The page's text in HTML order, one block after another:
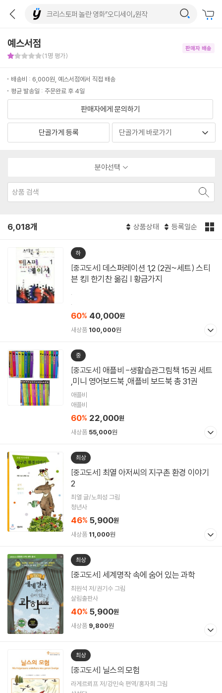
예스서점
(1명 평가)
판매자 배송
배송비 : 6,000원, 예스서점에서 직접 배송
평균 발송일 : 주문완료 후 4일
판매자에게 문의하기
단골가게 등록
분야선택
6,018개 상품상태 등록일순
하
[중고도서]
븐 킹| 한기찬 옮김 | 황금가지
60% 40,000원
새상품 100,000원
중
[중고도서]
,미니 영어보드북 ,애플비 보드북 총 31권
애플비
애플비
60% 22,000원
새상품 55,000원
최상
[중고도서]
2
최열 글/노희성 그림
청년사
46% 5,900원
새상품 11,000원
최상
[중고도서] 세계명작 속에 숨어 있는 과학
최원석 저/권기수 그림
살림출판사
40% 5,900원
새상품 9,800원
최상
[중고도서] 닐스의 모험
라게르뢰프 저/강민숙 편역/홍자희 그림